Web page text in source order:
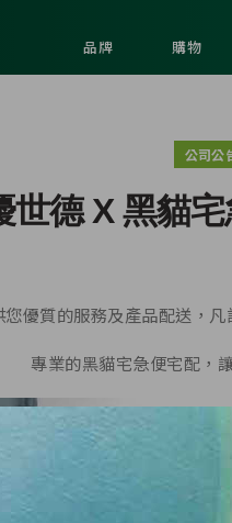
品牌 購物
公司公
世德 X 黑貓
優質的服務及產品配送，
專業的黑貓宅急便宅配，